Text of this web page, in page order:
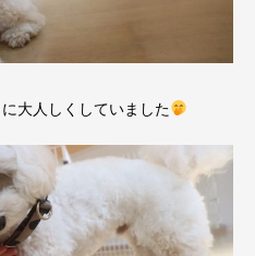
大人しくしていました